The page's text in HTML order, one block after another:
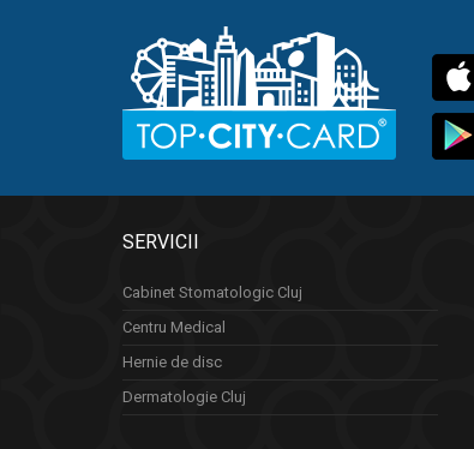
SERVICII
Cabinet Stomatologic Cluj
Centru Medical
Hernie de disc
Dermatologie Cluj